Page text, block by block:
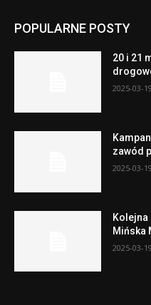
POPULARNE POSTY
20 i 21
2025-03-19
zawód
2025-03-19
Kolejna
Mińska
2025-03-19